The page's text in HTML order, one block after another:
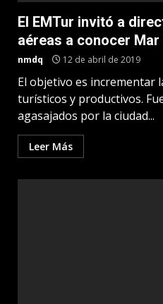
El EMTur invitó a
aéreas a conocer Mar
nmdq 12 de abril de 2019
El objetivo es incrementar
turísticos y productivos.
agasajados por la ciudad...
Leer Más